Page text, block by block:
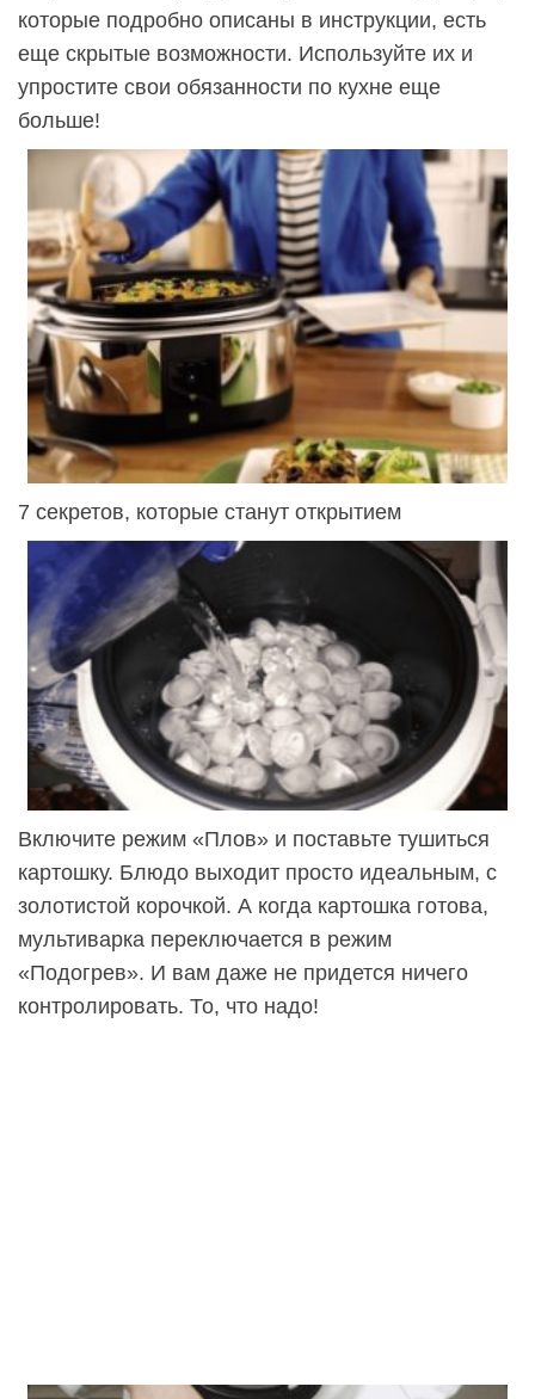
которые подробно описаны в инструкции, есть
еще скрытые возможности. Используйте их и
упростите свои обязанности по кухне еще
больше!
7 секретов, которые станут открытием
Включите режим «Плов» и поставьте тушиться
картошку. Блюдо выходит просто идеальным, с
золотистой корочкой. А когда картошка готова,
мультиварка переключается в режим
«Подогрев». И вам даже не придется ничего
контролировать. То, что надо!